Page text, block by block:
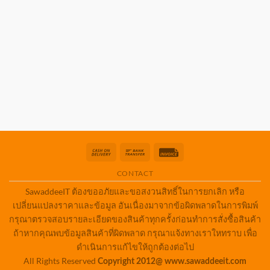
Cash
Delivery
Bank
CONTACT
SawaddeeIT ต้องขออภัยและขอสงวนสิทธิ์ในการยกเลิก หรือ
เปลี่ยนแปลงราคาและข้อมูล อันเนื่องมาจากข้อผิดพลาดในการพิมพ์
กรุณาตรวจสอบรายละเอียดของสินค้าทุกครั้งก่อนทำการสั่งซื้อสินค้า
ถ้าหากคุณพบข้อมูลสินค้าที่ผิดพลาด กรุณาแจ้งทางเราใหทราบ เพื่อ
ดำเนินการแก้ไขให้ถูกต้องต่อไป
All Rights Reserved Copyright 2012@ www.sawaddeeit.com